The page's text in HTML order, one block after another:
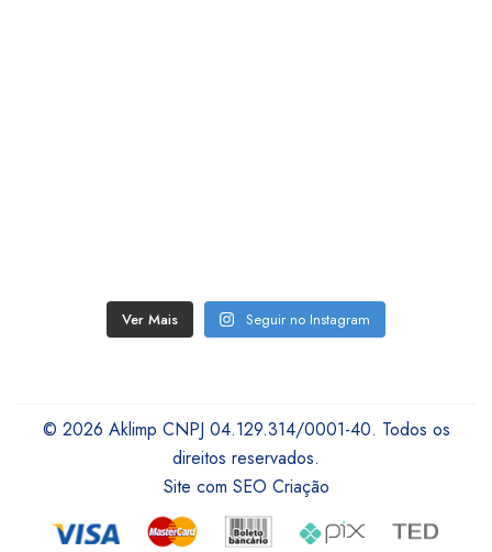
Ver Mais Seguir no Instagram
© 2026 Aklimp CNPJ 04.129.314/0001-40. Todos os
direitos reservados.
Site com SEO Criação